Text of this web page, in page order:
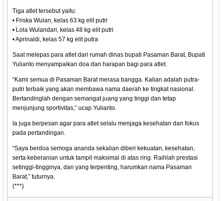
Tiga atlet tersebut yaitu:
• Friska Wulan, kelas 63 kg elit putri
• Lola Wulandari, kelas 48 kg elit putri
• Aprinaldi, kelas 57 kg elit putra
Saat melepas para atlet dari rumah dinas bupati Pasaman Barat, Bupati
Yulianto menyampaikan doa dan harapan bagi para atlet.
“Kami semua di Pasaman Barat merasa bangga. Kalian adalah putra-
putri terbaik yang akan membawa nama daerah ke tingkat nasional.
Bertandinglah dengan semangat juang yang tinggi dan tetap
menjunjung sportivitas,” ucap Yulianto.
Ia juga berpesan agar para atlet selalu menjaga kesehatan dan fokus
pada pertandingan.
“Saya berdoa semoga ananda sekalian diberi kekuatan, kesehatan,
serta keberanian untuk tampil maksimal di atas ring. Raihlah prestasi
setinggi-tingginya, dan yang terpenting, harumkan nama Pasaman
Barat,” tuturnya.
(***)